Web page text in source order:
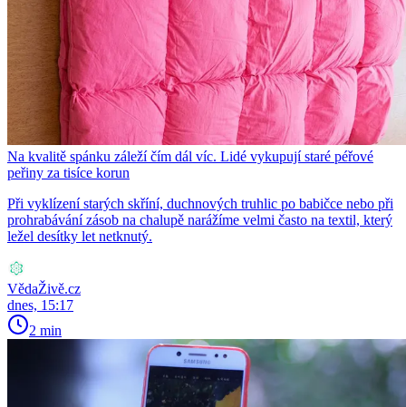
Na kvalitě spánku záleží čím dál víc. Lidé vykupují staré péřové
peřiny za tisíce korun
Při vyklízení starých skříní, duchnových truhlic po babičce nebo při
prohrabávání zásob na chalupě narážíme velmi často na textil, který
ležel desítky let netknutý.
VědaŽivě.cz
dnes, 15:17
2 min